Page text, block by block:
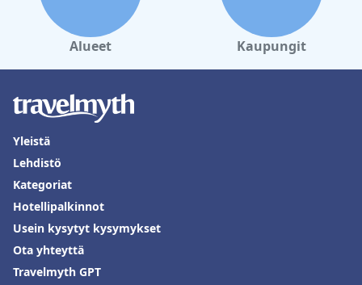
Alueet Kaupungit
Yleistä
Lehdistö
Kategoriat
Hotellipalkinnot
Usein kysytyt kysymykset
Ota yhteyttä
Travelmyth GPT